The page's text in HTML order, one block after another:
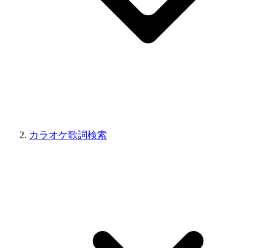
カラオケ歌詞検索